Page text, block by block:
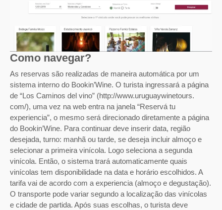
Como navegar?
As reservas são realizadas de maneira automática por um
sistema interno do Bookin’Wine. O turista ingressará a página
de “Los Caminos del vino” (http://www.uruguaywinetours.
com/), uma vez na web entra na janela “Reservá tu
experiencia”, o mesmo será direcionado diretamente a página
do Bookin’Wine. Para continuar deve inserir data, região
desejada, turno: manhã ou tarde, se deseja incluir almoço e
selecionar a primeira vinícola. Logo seleciona a segunda
vinícola. Então, o sistema trará automaticamente quais
vinícolas tem disponibilidade na data e horário escolhidos. A
tarifa vai de acordo com a experiencia (almoço e degustação).
O transporte pode variar segundo a localização das vinícolas
e cidade de partida. Após suas escolhas, o turista deve